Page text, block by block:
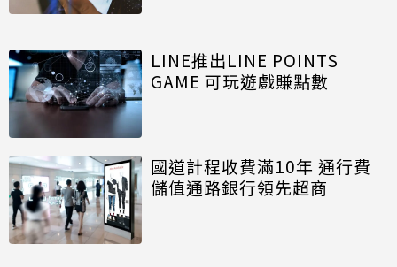
LINE推出LINE POINTS
GAME 可玩遊戲賺點數
國道計程收費滿10年 通行費
儲值通路銀行領先超商